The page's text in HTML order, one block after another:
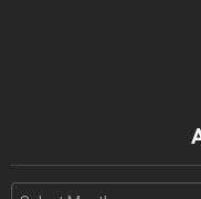
Archives